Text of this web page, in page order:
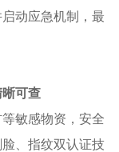
动应急机制，最
可查
敏感物资，安全
、指纹双认证技